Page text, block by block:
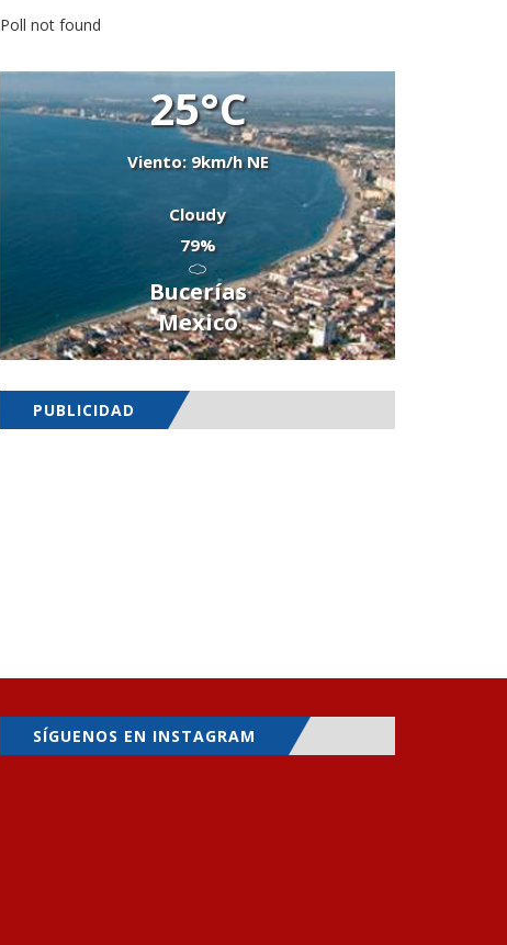
Poll not found
25°C
Viento: 9km/h NE
Cloudy
79%
Bucerías
Mexico
PUBLICIDAD
SÍGUENOS EN INSTAGRAM